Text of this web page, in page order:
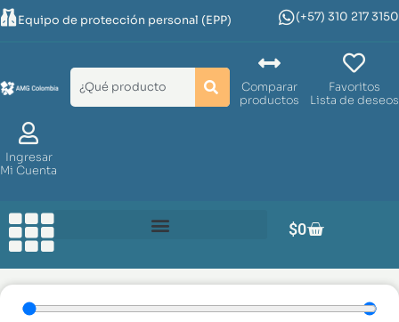
Equipo de protección personal (EPP) (+57) 310 217 3150
Comparar
productos
Favoritos
Lista de deseos
Ingresar
Mi Cuenta
$0